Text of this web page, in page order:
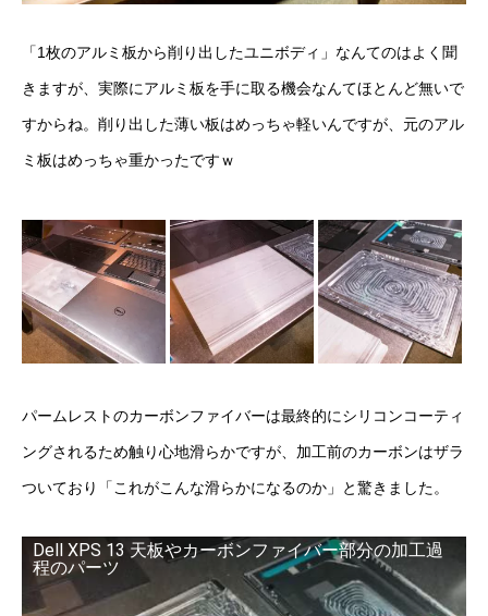
「1枚のアルミ板から削り出したユニボディ」なんてのはよく聞
きますが、実際にアルミ板を手に取る機会なんてほとんど無いで
すからね。削り出した薄い板はめっちゃ軽いんですが、元のアル
ミ板はめっちゃ重かったですｗ
パームレストのカーボンファイバーは最終的にシリコンコーティ
ングされるため触り心地滑らかですが、加工前のカーボンはザラ
ついており「これがこんな滑らかになるのか」と驚きました。
Dell XPS 13 天板やカーボンファイバー部分の加工過
程のパーツ